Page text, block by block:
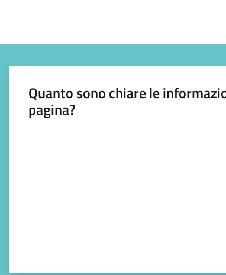
Quanto sono chiare le
pagina?